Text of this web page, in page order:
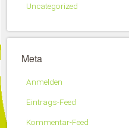
Uncategorized
Meta
Anmelden
Eintrags-Feed
Kommentar-Feed